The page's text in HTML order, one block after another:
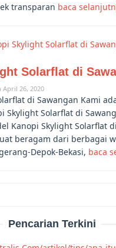
transparan baca
Solarflat di
April 26, 2020
di Sawangan Kami
Skylight Solarflat di
Kanopi Skylight Solarflat
beragam dari berbagai
Depok-Bekasi, baca
Pencarian Terkini